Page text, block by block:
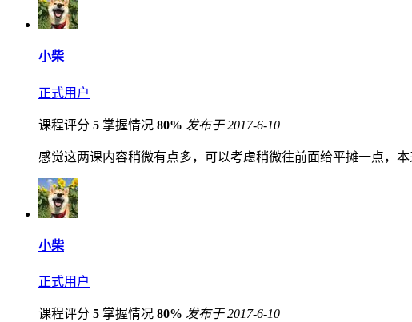
小柴
正式用户
课程评分 5 掌握情况 80% 发布于 2017-6-10
感觉这两课内容稍微有点多，可以考虑稍微往前面给平摊一点，
小柴
正式用户
课程评分 5 掌握情况 80% 发布于 2017-6-10